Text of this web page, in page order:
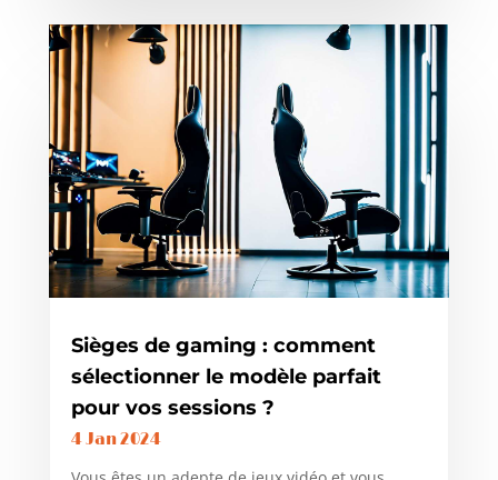
Sièges de gaming : comment
sélectionner le modèle parfait
pour vos sessions ?
4 Jan 2024